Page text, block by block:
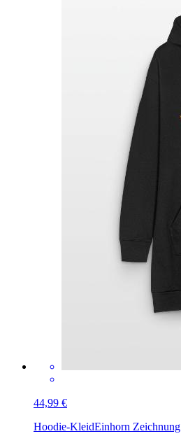
44,99 €
Hoodie-KleidEinhorn Zeichnung